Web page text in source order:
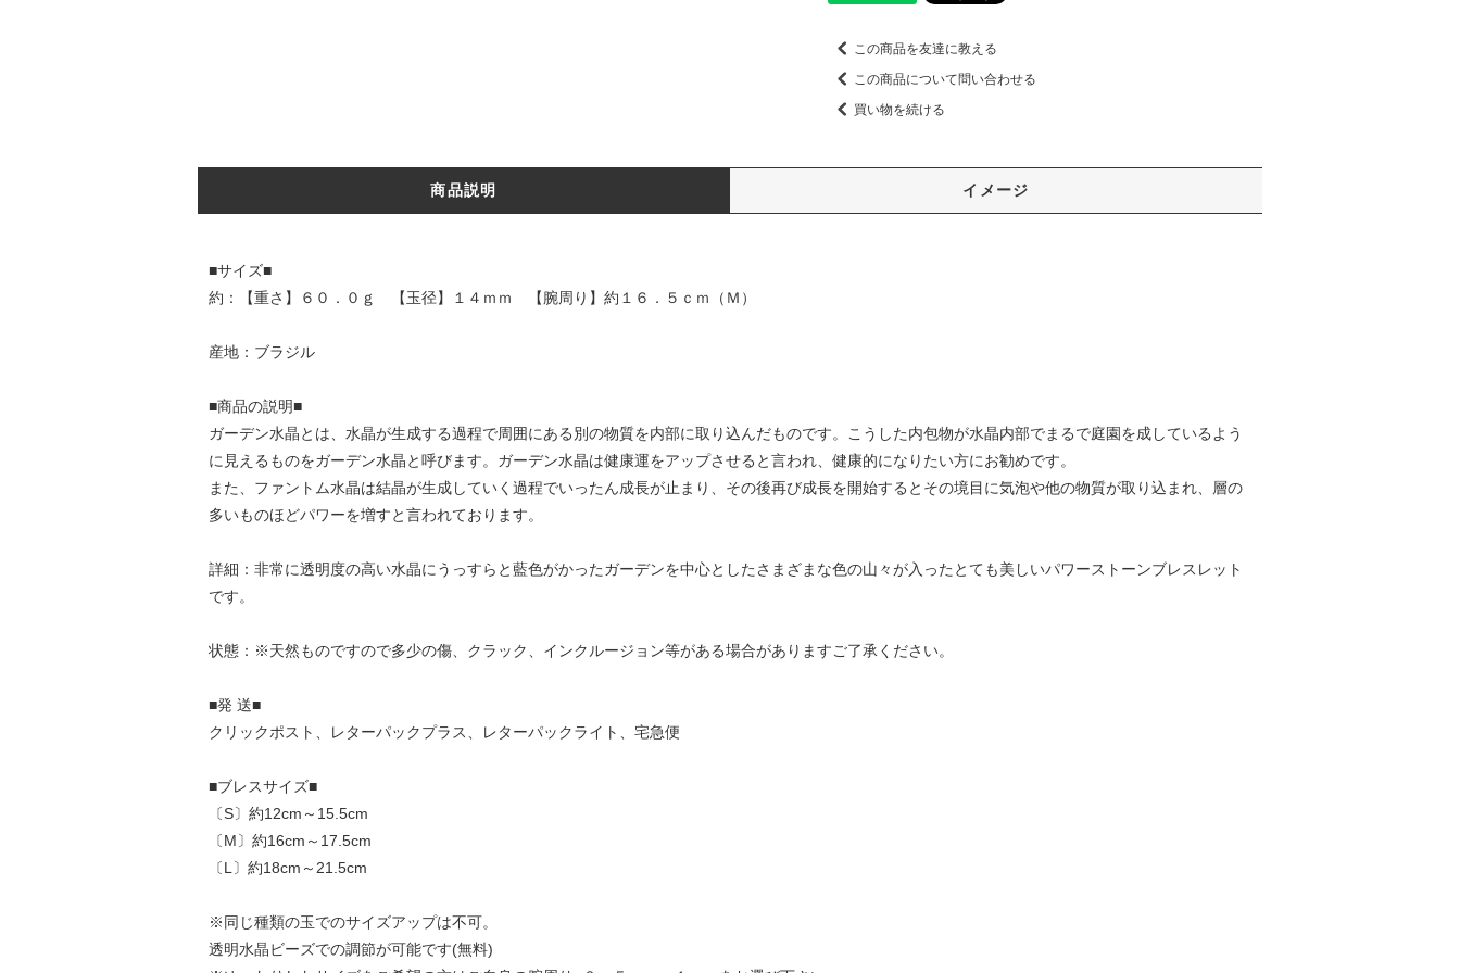
この商品を友達に教える
この商品について問い合わせる
買い物を続ける
商品説明 イメージ
■サイズ■
約：【重さ】６０．０ｇ 【玉径】１４ｍｍ 【腕周り】約１６．５ｃｍ（Ｍ）
産地：ブラジル
■商品の説明■
ガーデン水晶とは、水晶が生成する過程で周囲にある別の物質を内部に取り込んだものです。こうした内包物が水晶内部でまるで庭園を成しているよう
に見えるものをガーデン水晶と呼びます。ガーデン水晶は健康運をアップさせると言われ、健康的になりたい方にお勧めです。
また、ファントム水晶は結晶が生成していく過程でいったん成長が止まり、その後再び成長を開始するとその境目に気泡や他の物質が取り込まれ、層の
多いものほどパワーを増すと言われております。
詳細：非常に透明度の高い水晶にうっすらと藍色がかったガーデンを中心としたさまざまな色の山々が入ったとても美しいパワーストーンブレスレット
です。
状態：※天然ものですので多少の傷、クラック、インクルージョン等がある場合がありますご了承ください。
■発 送■
クリックポスト、レターパックプラス、レターパックライト、宅急便
■ブレスサイズ■
〔S〕約12cm～15.5cm
〔M〕約16cm～17.5cm
〔L〕約18cm～21.5cm
※同じ種類の玉でのサイズアップは不可。
透明水晶ビーズでの調節が可能です(無料)